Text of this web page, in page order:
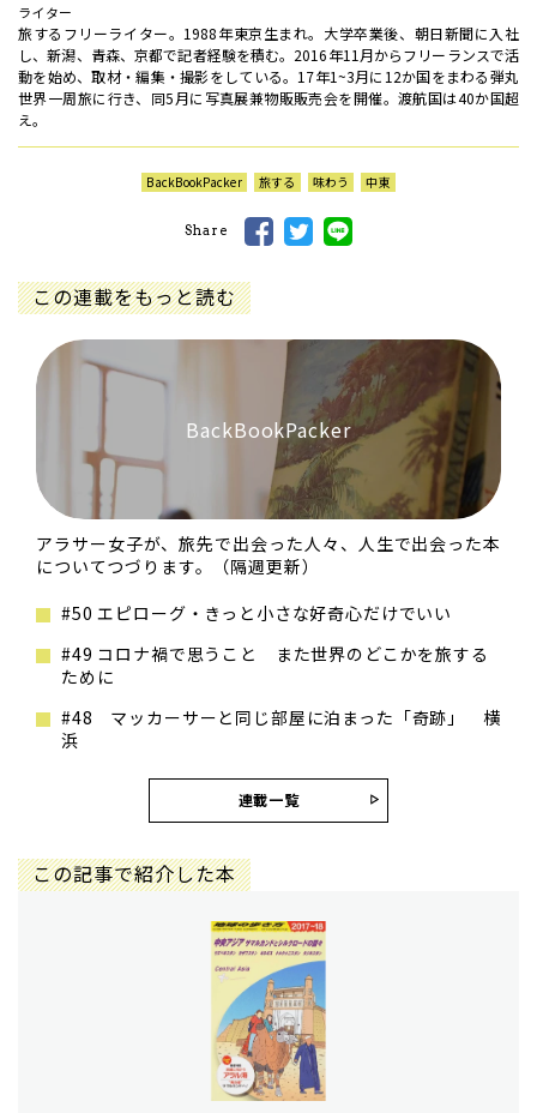
ライター
旅するフリーライター。1988年東京生まれ。大学卒業後、朝日新聞に入社
し、新潟、青森、京都で記者経験を積む。2016年11月からフリーランスで活
動を始め、取材・編集・撮影をしている。17年1~3月に12か国をまわる弾丸
世界一周旅に行き、同5月に写真展兼物販販売会を開催。渡航国は40か国超
え。
BackBookPacker 旅する 味わう 中東
Share
この連載をもっと読む
BackBookPacker
アラサー女子が、旅先で出会った人々、人生で出会った本
についてつづります。（隔週更新）
#50 エピローグ・きっと小さな好奇心だけでいい
#49 コロナ禍で思うこと また世界のどこかを旅する
ために
#48 マッカーサーと同じ部屋に泊まった「奇跡」 横
浜
連載一覧
この記事で紹介した本